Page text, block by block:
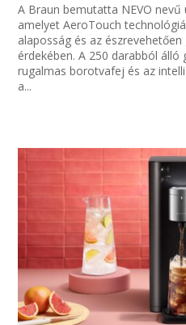
A Braun bemutatta NEVO
amelyet AeroTouch
alaposság és az
érdekében. A 250 darabból álló
rugalmas borotvafej és az
a...